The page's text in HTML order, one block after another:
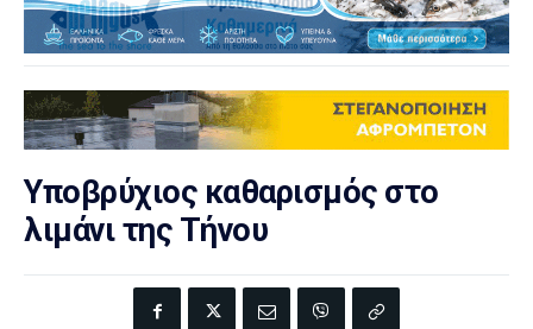
Υποβρύχιος καθαρισμός στο
λιμάνι της Τήνου